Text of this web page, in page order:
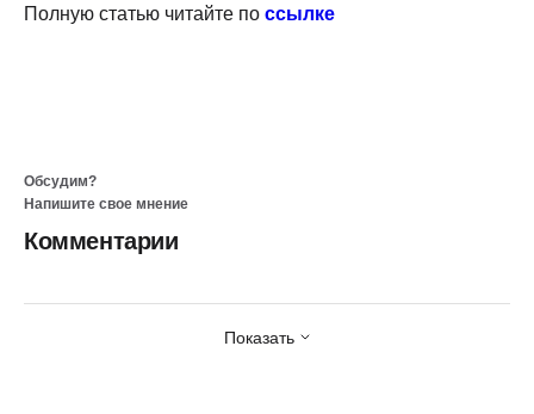
Полную статью читайте по ссылке
Обсудим?
Напишите свое мнение
Комментарии
Показать